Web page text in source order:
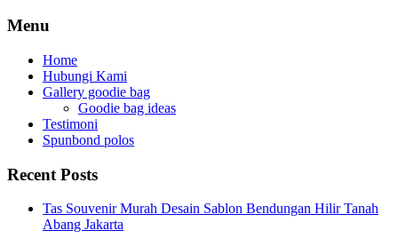
Menu
Home
Hubungi Kami
Gallery goodie bag
Goodie bag ideas
Testimoni
Spunbond polos
Recent Posts
Tas Souvenir Murah Desain Sablon Bendungan Hilir Tanah
Abang Jakarta